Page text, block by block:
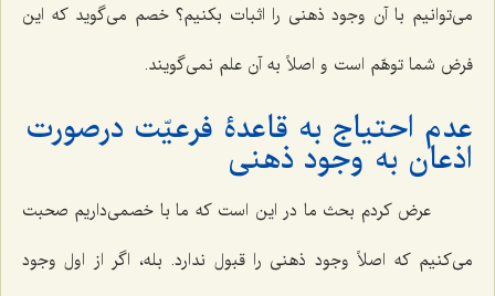
می‌توانیم با آن وجود ذهنی را اثبات بکنیم؟ خصم می‌گوید که این
فرض شما توهّم است و اصلاً به آن علم نمی‌گویند.
عدم احتیاج به قاعدۀ فرعیّت درصورت
اذعان بهوجود ذهنی
عرض کردم بحث ما در این است که ما با خصمی‌داریم صحبت
می‌کنیم که اصلاً وجود ذهنی را قبول ندارد. بله، اگر از اول وجود